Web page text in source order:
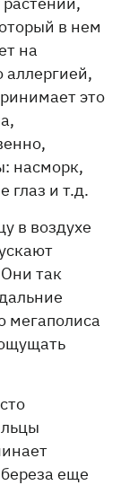
в нем
на
аллергией,
это
насморк,
глаз и т.д.
в воздухе
так
мегаполиса
​​еще